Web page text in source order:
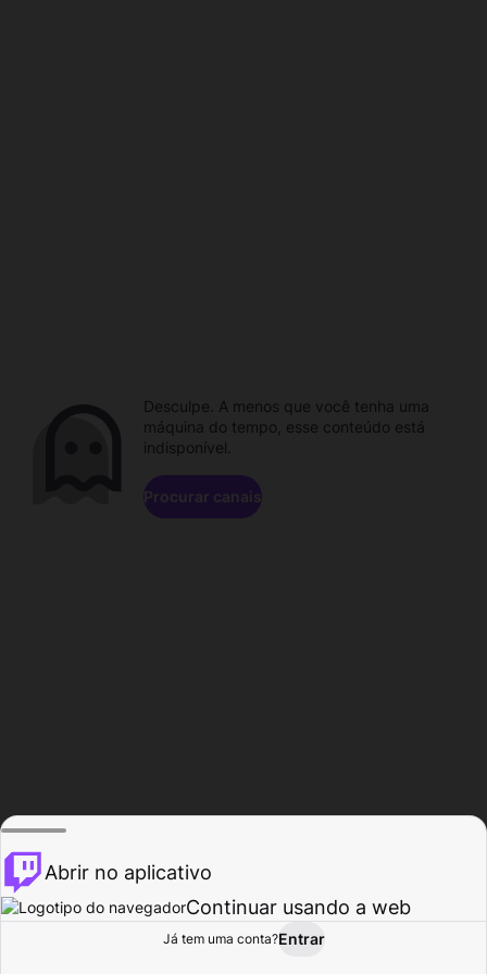
Procurar Atividade
Desculpe. A menos que você tenha uma
máquina do tempo, esse conteúdo está
indisponível.
Procurar canais
Abrir no aplicativo
Continuar usando a web
Já tem uma conta?Entrar